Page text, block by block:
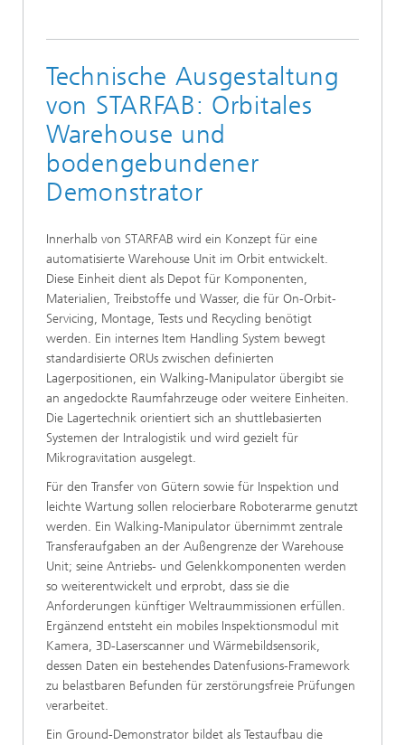
Technische Ausgestaltung
von STARFAB: Orbitales
Warehouse und
bodengebundener
Demonstrator
Innerhalb von STARFAB wird ein Konzept für eine
automatisierte Warehouse Unit im Orbit entwickelt.
Diese Einheit dient als Depot für Komponenten,
Materialien, Treibstoffe und Wasser, die für On-Orbit-
Servicing, Montage, Tests und Recycling benötigt
werden. Ein internes Item Handling System bewegt
standardisierte ORUs zwischen definierten
Lagerpositionen, ein Walking-Manipulator übergibt sie
an angedockte Raumfahrzeuge oder weitere Einheiten.
Die Lagertechnik orientiert sich an shuttlebasierten
Systemen der Intralogistik und wird gezielt für
Mikrogravitation ausgelegt.
Für den Transfer von Gütern sowie für Inspektion und
leichte Wartung sollen relocierbare Roboterarme genutzt
werden. Ein Walking-Manipulator übernimmt zentrale
Transferaufgaben an der Außengrenze der Warehouse
Unit; seine Antriebs- und Gelenkkomponenten werden
so weiterentwickelt und erprobt, dass sie die
Anforderungen künftiger Weltraummissionen erfüllen.
Ergänzend entsteht ein mobiles Inspektionsmodul mit
Kamera, 3D-Laserscanner und Wärmebildsensorik,
dessen Daten ein bestehendes Datenfusions-Framework
zu belastbaren Befunden für zerstörungsfreie Prüfungen
verarbeitet.
Ein Ground-Demonstrator bildet als Testaufbau die